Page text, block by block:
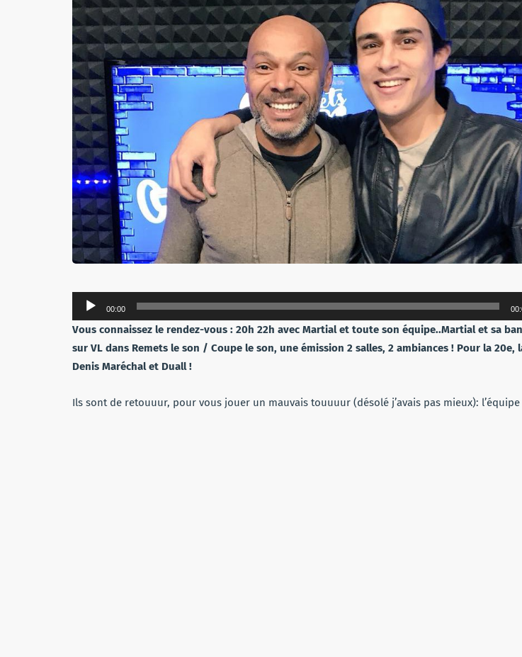
Lecteur
audio
00:00
Vous connaissez le rendez-vous : 20h 22h avec Martial et toute son équipe..Martial et sa
sur VL dans Remets le son / Coupe le son, une émission 2 salles, 2 ambiances ! Pour la 20e,
Denis Maréchal et Duall !
Ils sont de retouuur, pour vous jouer un mauvais touuuur (désolé j’avais pas mieux): l’équipe